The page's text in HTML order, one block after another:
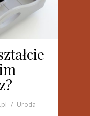
Uroda